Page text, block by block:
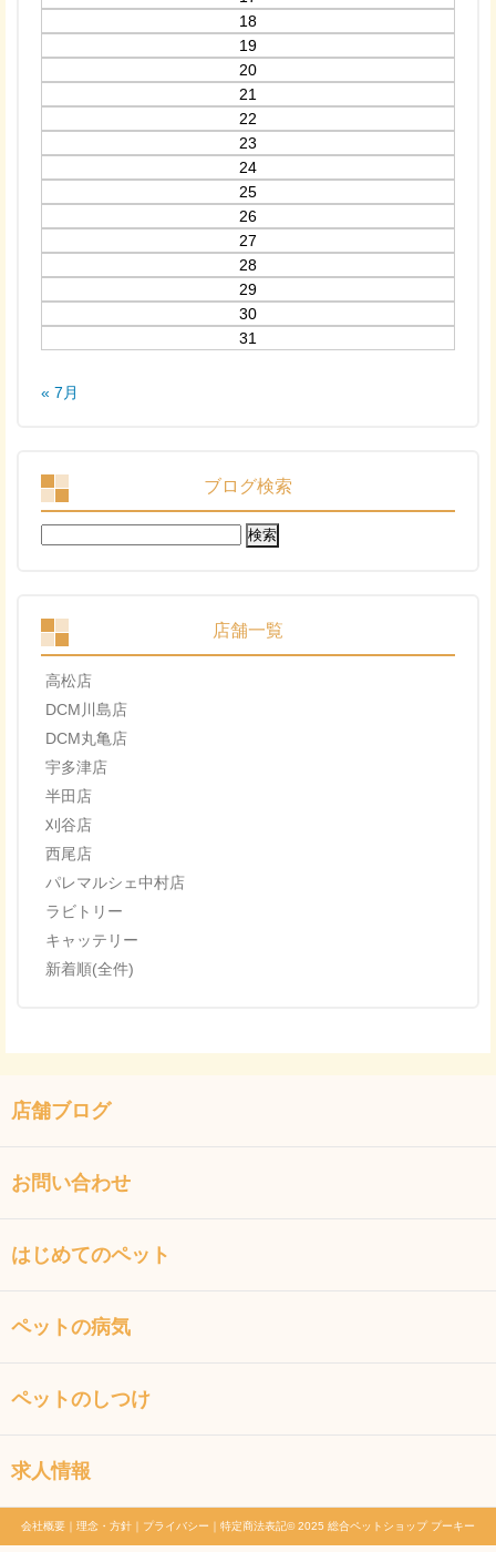
18
19
20
21
22
23
24
25
26
27
28
29
30
31
« 7月
ブログ検索
検
索:
店舗一覧
高松店
DCM川島店
DCM丸亀店
宇多津店
半田店
刈谷店
西尾店
パレマルシェ中村店
ラビトリー
キャッテリー
新着順(全件)
店舗ブログ
お問い合わせ
はじめてのペット
ペットの病気
ペットのしつけ
求人情報
会社概要 ｜ 理念・方針 ｜ プライバシー ｜ 特定商法表記© 2025 総合ペットショップ プーキー